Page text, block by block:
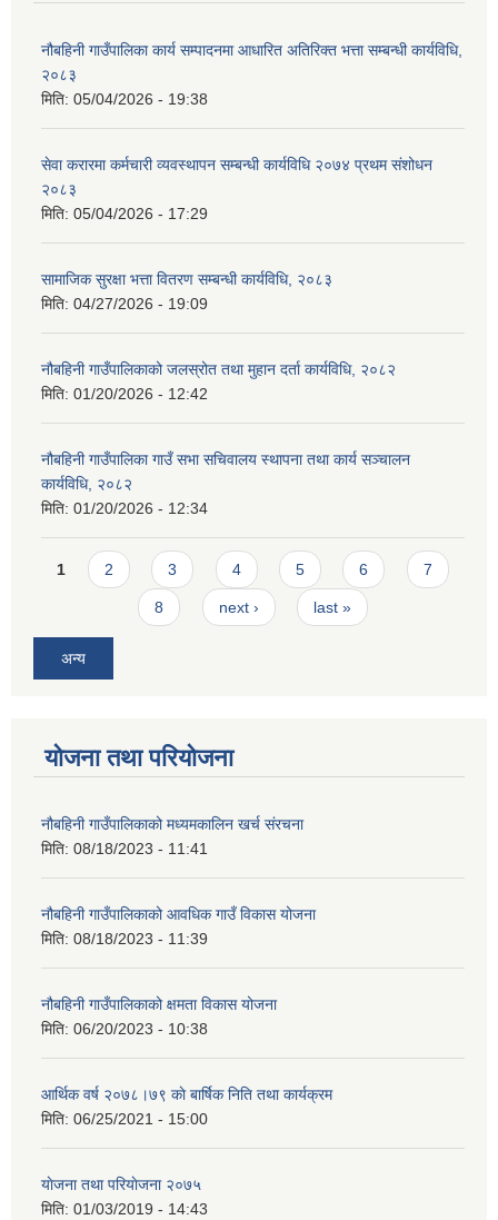
नौबहिनी गाउँपालिका कार्य सम्पादनमा आधारित अतिरिक्त भत्ता सम्बन्धी कार्यविधि,
२०८३
मिति: 05/04/2026 - 19:38
सेवा करारमा कर्मचारी व्यवस्थापन सम्बन्धी कार्यविधि २०७४ प्रथम संशोधन
२०८३
मिति: 05/04/2026 - 17:29
सामाजिक सुरक्षा भत्ता वितरण सम्बन्धी कार्यविधि, २०८३
मिति: 04/27/2026 - 19:09
नौबहिनी गाउँपालिकाको जलस्रोत तथा मुहान दर्ता कार्यविधि, २०८२
मिति: 01/20/2026 - 12:42
नौबहिनी गाउँपालिका गाउँ सभा सचिवालय स्थापना तथा कार्य सञ्चालन
कार्यविधि, २०८२
मिति: 01/20/2026 - 12:34
Pages
1 2 3 4 5 6 7
8 next › last »
अन्य
योजना तथा परियोजना
नौबहिनी गाउँपालिकाको मध्यमकालिन खर्च संरचना
मिति: 08/18/2023 - 11:41
नौबहिनी गाउँपालिकाको आवधिक गाउँ विकास योजना
मिति: 08/18/2023 - 11:39
नौबहिनी गाउँपालिकाको क्षमता विकास योजना
मिति: 06/20/2023 - 10:38
आर्थिक वर्ष २०७८।७९ काे बार्षिक निति तथा कार्यक्रम
मिति: 06/25/2021 - 15:00
याेजना तथा परियाेजना २०७५
मिति: 01/03/2019 - 14:43